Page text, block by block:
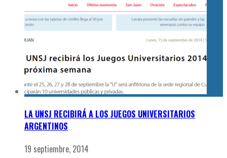
LA UNSJ RECIBIRÁ A LOS JUEGOS UNIVERSITARIOS
ARGENTINOS
19 septiembre, 2014